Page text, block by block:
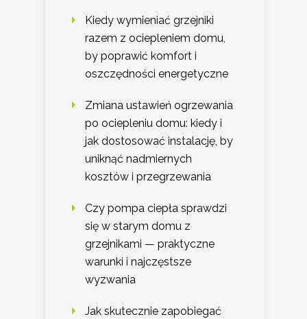
Kiedy wymieniać grzejniki
razem z ociepleniem domu,
by poprawić komfort i
oszczędności energetyczne
Zmiana ustawień ogrzewania
po ociepleniu domu: kiedy i
jak dostosować instalację, by
uniknąć nadmiernych
kosztów i przegrzewania
Czy pompa ciepła sprawdzi
się w starym domu z
grzejnikami — praktyczne
warunki i najczęstsze
wyzwania
Jak skutecznie zapobiegać